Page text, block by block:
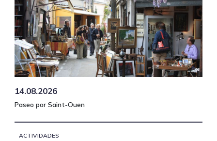
14.08.2026
Paseo por Saint-Ouen
ACTIVIDADES